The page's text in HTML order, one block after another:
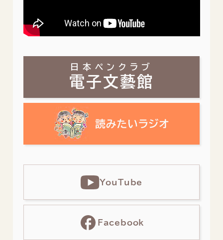
日本ペンクラブ
電子文藝館
YouTube
Facebook